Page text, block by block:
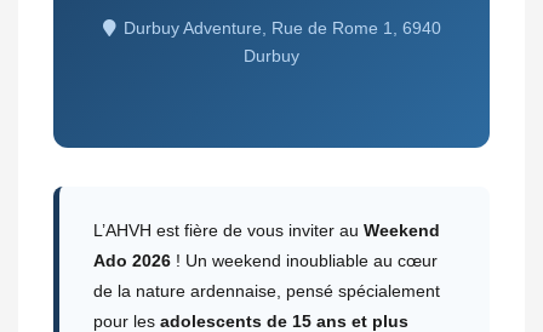
Durbuy Adventure, Rue de Rome 1, 6940
Durbuy
L’AHVH est fière de vous inviter au Weekend
Ado 2026! Un weekend inoubliable au cœur
de la nature ardennaise, pensé spécialement
pour les adolescents de 15 ans et plus